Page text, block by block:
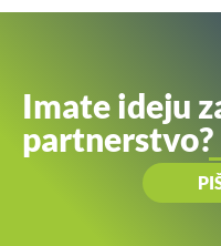
Imate ideju
partnerstvo?